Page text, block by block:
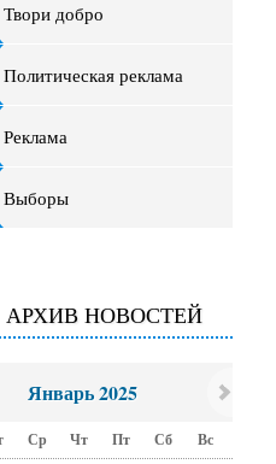
Твори добро
Политическая реклама
Реклама
Выборы
АРХИВ НОВОСТЕЙ
Январь 2025
Ср Чт Пт Сб Вс